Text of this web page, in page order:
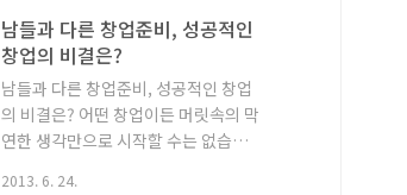
IBK 기업은행에서는 청년 전용창업대
출을 통한 자금지원, 컨설팅, 창업교육
등 다양한 지원을 제공하고 있습니다.
더불어 청년창업기업의 경쟁력 강화와
안정적인 경영기반 마련을 위하..
남들과 다른 창업준비, 성공적인
창업의 비결은?
남들과 다른 창업준비, 성공적인 창업
의 비결은? 어떤 창업이든 머릿속의 막
연한 생각만으로 시작할 수는 없습니
2013. 6. 24.